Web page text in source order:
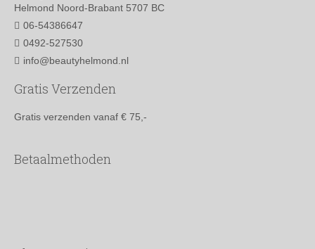
Helmond Noord-Brabant 5707 BC
06-54386647
0492-527530
info@beautyhelmond.nl
Gratis Verzenden
Gratis verzenden vanaf € 75,-
Betaalmethoden